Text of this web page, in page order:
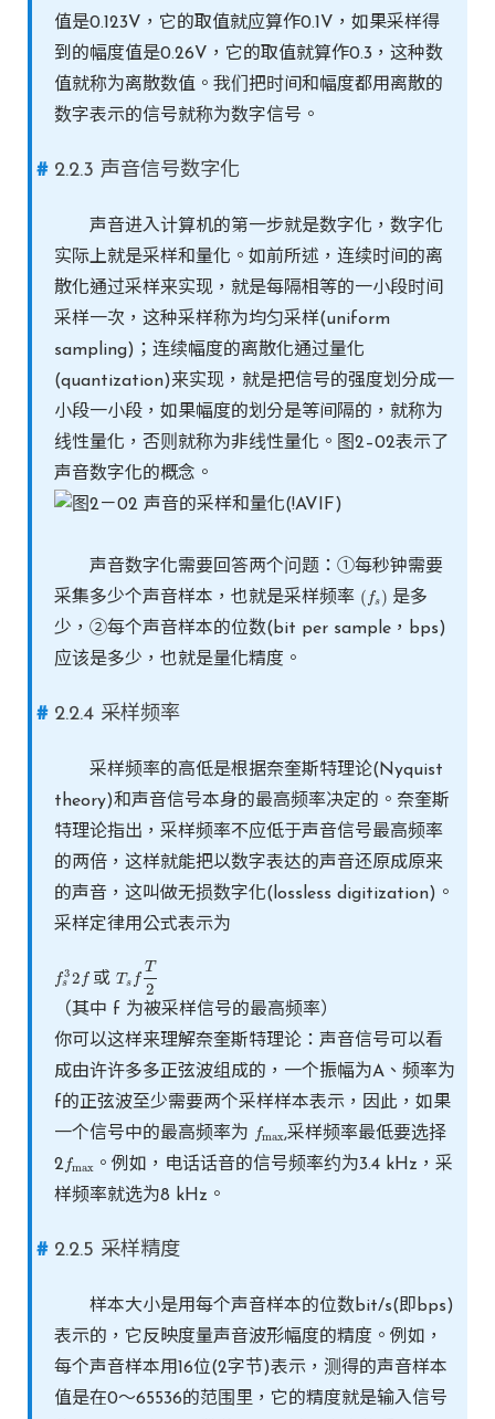
值是0.123V，它的取值就应算作0.1V，如果采样得
到的幅度值是0.26V，它的取值就算作0.3，这种数
值就称为离散数值。我们把时间和幅度都用离散的
数字表示的信号就称为数字信号。
2.2.3 声音信号数字化
声音进入计算机的第一步就是数字化，数字化
实际上就是采样和量化。如前所述，连续时间的离
散化通过采样来实现，就是每隔相等的一小段时间
采样一次，这种采样称为均匀采样(uniform
sampling)；连续幅度的离散化通过量化
(quantization)来实现，就是把信号的强度划分成一
小段一小段，如果幅度的划分是等间隔的，就称为
线性量化，否则就称为非线性量化。图2–02表示了
声音数字化的概念。
声音数字化需要回答两个问题：①每秒钟需要
采集多少个声音样本，也就是采样频率 ( fs )
( fs )是多
少，②每个声音样本的位数(bit per sample，bps)
应该是多少，也就是量化精度。
2.2.4 采样频率
采样频率的高低是根据奈奎斯特理论(Nyquist
theory)和声音信号本身的最高频率决定的。奈奎斯
特理论指出，采样频率不应低于声音信号最高频率
的两倍，这样就能把以数字表达的声音还原成原来
的声音，这叫做无损数字化(lossless digitization)。
采样定律用公式表示为
f3
s 2 f
fs32f或Ts f
T
2
Ts fT2
（其中 f 为被采样信号的最高频率）
你可以这样来理解奈奎斯特理论：声音信号可以看
成由许许多多正弦波组成的，一个振幅为A、频率为
f的正弦波至少需要两个采样样本表示，因此，如果
一个信号中的最高频率为
fmax
fmax,采样频率最低要选择
2 fmax
fmax 。例如，电话话音的信号频率约为3.4 kHz，采
样频率就选为8 kHz。
2.2.5 采样精度
样本大小是用每个声音样本的位数bit/s(即bps)
表示的，它反映度量声音波形幅度的精度。例如，
每个声音样本用16位(2字节)表示，测得的声音样本
值是在0～65536的范围里，它的精度就是输入信号